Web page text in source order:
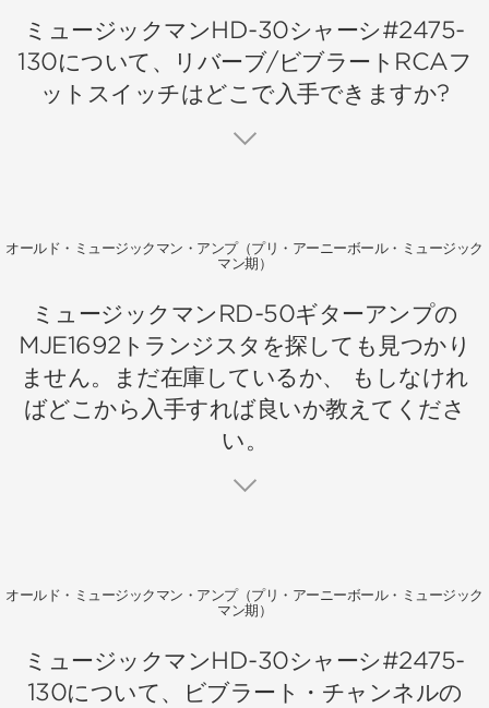
ミュージックマンHD-30シャーシ#2475-
130について、リバーブ/ビブラートRCAフ
ットスイッチはどこで入手できますか?
オールド・ミュージックマン・アンプ（プリ・アーニーボール・ミュージック
マン期）
ミュージックマンRD-50ギターアンプの
MJE1692トランジスタを探しても見つかり
ません。まだ在庫しているか、 もしなけれ
ばどこから入手すれば良いか教えてくださ
い。
オールド・ミュージックマン・アンプ（プリ・アーニーボール・ミュージック
マン期）
ミュージックマンHD-30シャーシ#2475-
130について、ビブラート・チャンネルの